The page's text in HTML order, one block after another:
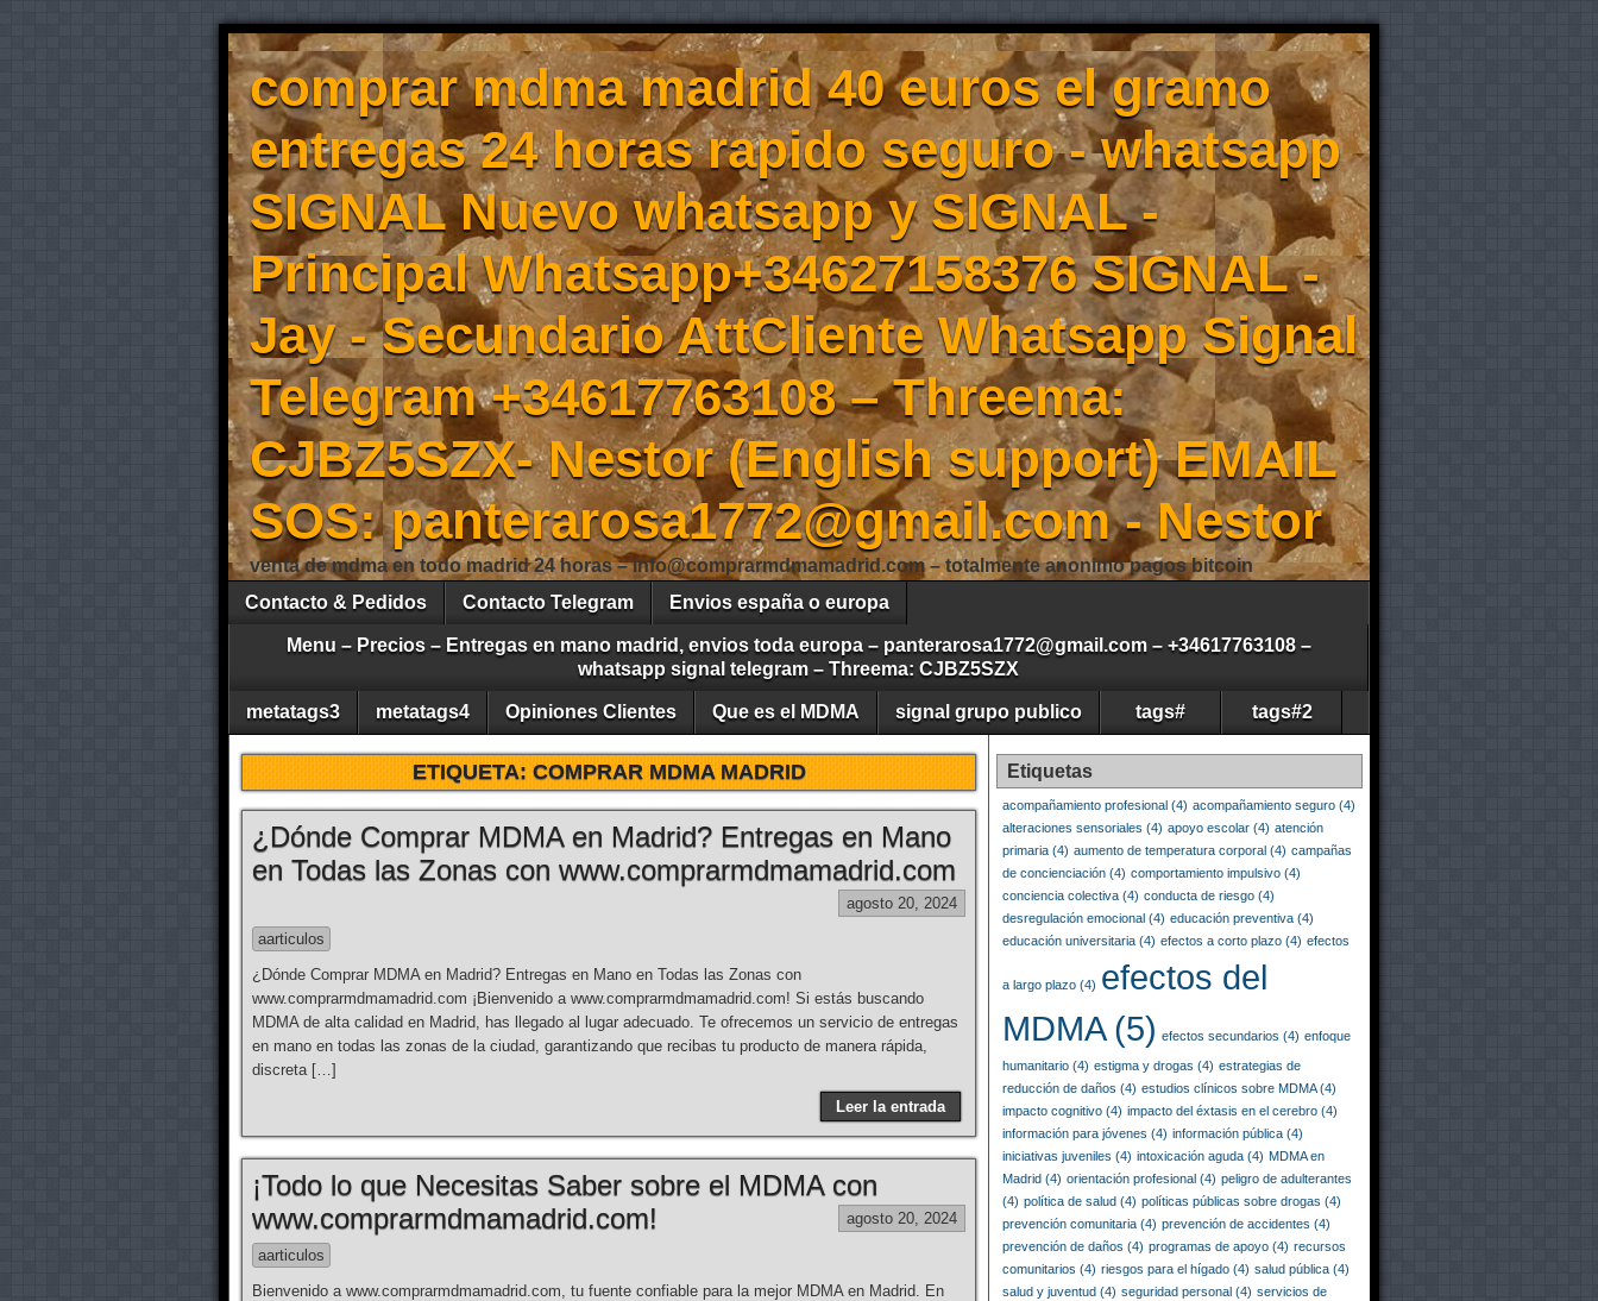
comprar mdma madrid 40 euros el gramo
entregas 24 horas rapido seguro - whatsapp
SIGNAL Nuevo whatsapp y SIGNAL -
Principal Whatsapp+34627158376 SIGNAL -
Jay - Secundario AttCliente Whatsapp Signal
Telegram +34617763108 – Threema:
CJBZ5SZX- Nestor (English support) EMAIL
SOS: panterarosa1772@gmail.com - Nestor
venta de mdma en todo madrid 24 horas – info@comprarmdmamadrid.com – totalmente anonimo pagos bitcoin
Contacto & Pedidos
Contacto Telegram Envios españa o europa
Menu – Precios – Entregas en mano madrid, envios toda europa – panterarosa1772@gmail.com – +34617763108 –
whatsapp signal telegram – Threema: CJBZ5SZX
metatags3 metatags4 Opiniones Clientes Que es el MDMA signal grupo publico tags# tags#2
ETIQUETA:COMPRAR MDMA MADRID
¿Dónde Comprar MDMA en Madrid? Entregas en Mano
en Todas las Zonas con www.comprarmdmamadrid.com
agosto 20, 2024
aarticulos
¿Dónde Comprar MDMA en Madrid? Entregas en Mano en Todas las Zonas con
www.comprarmdmamadrid.com ¡Bienvenido a www.comprarmdmamadrid.com! Si estás buscando
MDMA de alta calidad en Madrid, has llegado al lugar adecuado. Te ofrecemos un servicio de entregas
en mano en todas las zonas de la ciudad, garantizando que recibas tu producto de manera rápida,
discreta […]
Leer la entrada
¡Todo lo que Necesitas Saber sobre el MDMA con
www.comprarmdmamadrid.com!
agosto 20, 2024
aarticulos
Bienvenido a www.comprarmdmamadrid.com, tu fuente confiable para la mejor MDMA en Madrid. En
Etiquetas
acompañamiento profesional (4) acompañamiento seguro (4)
alteraciones sensoriales (4) apoyo escolar (4) atención
primaria (4) aumento de temperatura corporal (4) campañas
de concienciación (4) comportamiento impulsivo (4)
conciencia colectiva (4) conducta de riesgo (4)
desregulación emocional (4) educación preventiva (4)
educación universitaria (4) efectos a corto plazo (4) efectos
a largo plazo (4) efectos del
MDMA(5) efectos secundarios (4) enfoque
humanitario (4) estigma y drogas (4) estrategias de
reducción de daños (4) estudios clínicos sobre MDMA(4)
impacto cognitivo (4) impacto del éxtasis en el cerebro (4)
información para jóvenes (4) información pública (4)
iniciativas juveniles (4) intoxicación aguda (4) MDMA en
Madrid (4) orientación profesional (4) peligro de adulterantes
(4) política de salud (4) políticas públicas sobre drogas (4)
prevención comunitaria (4) prevención de accidentes (4)
prevención de daños (4) programas de apoyo (4) recursos
comunitarios (4) riesgos para el hígado (4) salud pública (4)
salud y juventud (4) seguridad personal (4) servicios de